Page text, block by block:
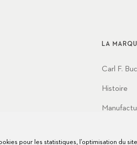
LA
Carl F.
Histoire
pour les statistiques, l’optimisation du